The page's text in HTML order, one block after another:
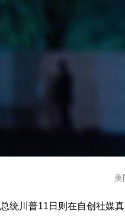
美
统川普11日则在自创社媒